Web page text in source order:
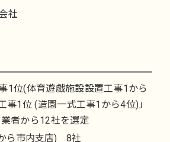
社
1位(体育遊戯施設設置工事1から
事1位 (造園一式工事1から4位)」
者から12社を選定
ら市内支店) 8社